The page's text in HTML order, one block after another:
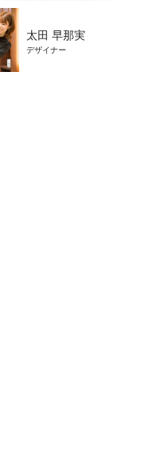
太田 早那実
デザイナー